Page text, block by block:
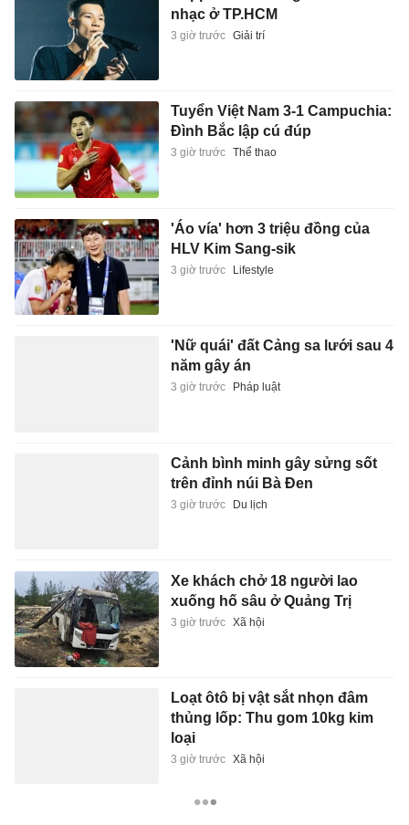
nhạc ở TP.HCM
3 giờ trước Giải trí
Tuyển Việt Nam 3-1 Campuchia:
Đình Bắc lập cú đúp
3 giờ trước Thể thao
'Áo vía' hơn 3 triệu đồng của
HLV Kim Sang-sik
3 giờ trước Lifestyle
'Nữ quái' đất Cảng sa lưới sau 4
năm gây án
3 giờ trước Pháp luật
Cảnh bình minh gây sửng sốt
trên đỉnh núi Bà Đen
3 giờ trước Du lịch
Xe khách chở 18 người lao
xuống hố sâu ở Quảng Trị
3 giờ trước Xã hội
Loạt ôtô bị vật sắt nhọn đâm
thủng lốp: Thu gom 10kg kim
loại
3 giờ trước Xã hội